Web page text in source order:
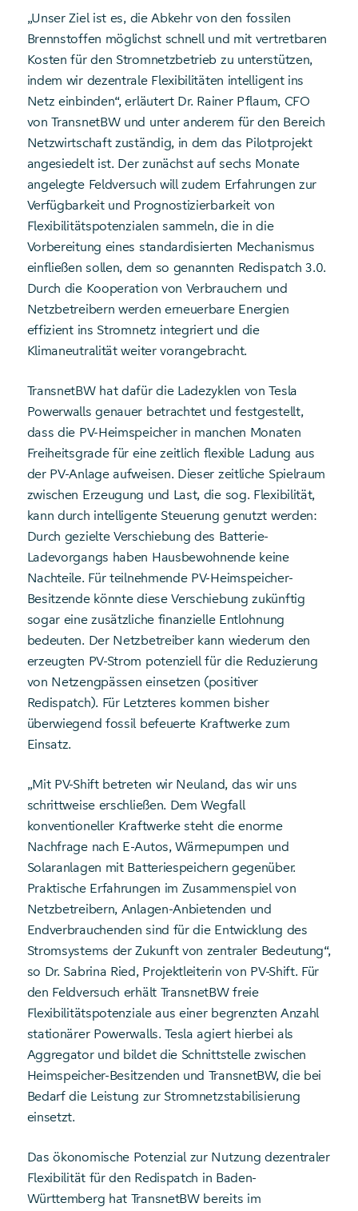
„Unser Ziel ist es, die Abkehr von den fossilen
Brennstoffen möglichst schnell und mit vertretbaren
Kosten für den Stromnetzbetrieb zu unterstützen,
indem wir dezentrale Flexibilitäten intelligent ins
Netz einbinden“, erläutert Dr. Rainer Pflaum, CFO
von TransnetBW und unter anderem für den Bereich
Netzwirtschaft zuständig, in dem das Pilotprojekt
angesiedelt ist. Der zunächst auf sechs Monate
angelegte Feldversuch will zudem Erfahrungen zur
Verfügbarkeit und Prognostizierbarkeit von
Flexibilitätspotenzialen sammeln, die in die
Vorbereitung eines standardisierten Mechanismus
einfließen sollen, dem so genannten Redispatch 3.0.
Durch die Kooperation von Verbrauchern und
Netzbetreibern werden erneuerbare Energien
effizient ins Stromnetz integriert und die
Klimaneutralität weiter vorangebracht.
TransnetBW hat dafür die Ladezyklen von Tesla
Powerwalls genauer betrachtet und festgestellt,
dass die PV-Heimspeicher in manchen Monaten
Freiheitsgrade für eine zeitlich flexible Ladung aus
der PV-Anlage aufweisen. Dieser zeitliche Spielraum
zwischen Erzeugung und Last, die sog. Flexibilität,
kann durch intelligente Steuerung genutzt werden:
Durch gezielte Verschiebung des Batterie-
Ladevorgangs haben Hausbewohnende keine
Nachteile. Für teilnehmende PV-Heimspeicher-
Besitzende könnte diese Verschiebung zukünftig
sogar eine zusätzliche finanzielle Entlohnung
bedeuten. Der Netzbetreiber kann wiederum den
erzeugten PV-Strom potenziell für die Reduzierung
von Netzengpässen einsetzen (positiver
Redispatch). Für Letzteres kommen bisher
überwiegend fossil befeuerte Kraftwerke zum
Einsatz.
„Mit PV-Shift betreten wir Neuland, das wir uns
schrittweise erschließen. Dem Wegfall
konventioneller Kraftwerke steht die enorme
Nachfrage nach E-Autos, Wärmepumpen und
Solaranlagen mit Batteriespeichern gegenüber.
Praktische Erfahrungen im Zusammenspiel von
Netzbetreibern, Anlagen-Anbietenden und
Endverbrauchenden sind für die Entwicklung des
Stromsystems der Zukunft von zentraler Bedeutung“,
so Dr. Sabrina Ried, Projektleiterin von PV-Shift. Für
den Feldversuch erhält TransnetBW freie
Flexibilitätspotenziale aus einer begrenzten Anzahl
stationärer Powerwalls. Tesla agiert hierbei als
Aggregator und bildet die Schnittstelle zwischen
Heimspeicher-Besitzenden und TransnetBW, die bei
Bedarf die Leistung zur Stromnetzstabilisierung
einsetzt.
Das ökonomische Potenzial zur Nutzung dezentraler
Flexibilität für den Redispatch in Baden-
Württemberg hat TransnetBW bereits im